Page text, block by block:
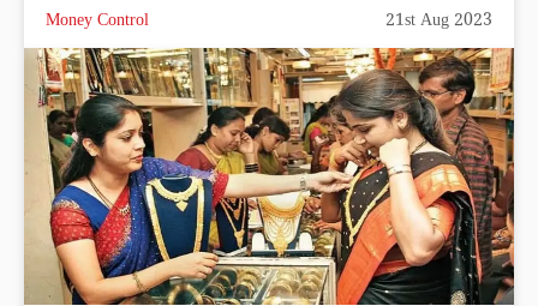
Money Control 21st Aug 2023